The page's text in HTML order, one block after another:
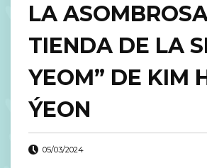
LA
TIENDA DE LA
YEOM” DE KIM
ÝEON
05/03/2024